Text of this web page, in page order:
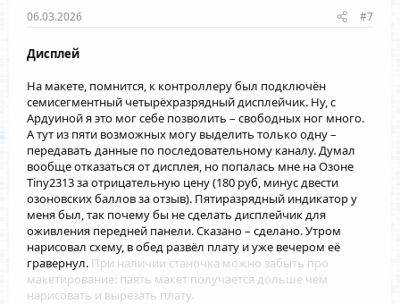
06.03.2026 #7
Дисплей
На макете, помнится, к контроллеру был подключён
семисегментный четырёхразрядный дисплейчик. Ну, с
Ардуиной я это мог себе позволить – свободных ног много.
А тут из пяти возможных могу выделить только одну –
передавать данные по последовательному каналу. Думал
вообще отказаться от дисплея, но попалась мне на Озоне
Tiny2313 за отрицательную цену (180 руб, минус двести
озоновских баллов за отзыв). Пятиразрядный индикатор у
меня был, так почему бы не сделать дисплейчик для
оживления передней панели. Сказано – сделано. Утром
нарисовал схему, в обед развёл плату и уже вечером её
гравернул. При наличии станочка можно забыть про
макетирование: паять макет получается дольше чем
нарисовать и вырезать плату.